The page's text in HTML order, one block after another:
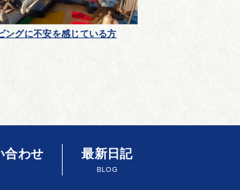
ングに不安を感じている方
合わせ 最新日記
BLOG